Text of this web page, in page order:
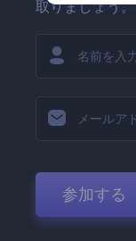
取りましょう。
参加する